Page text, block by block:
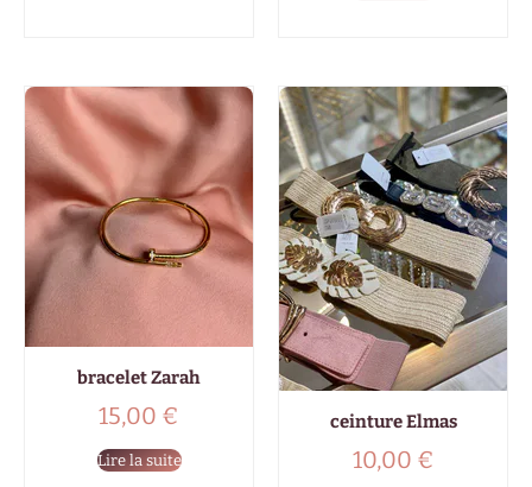
bracelet Zarah
15,00 €
Lire la suite
ceinture Elmas
10,00 €